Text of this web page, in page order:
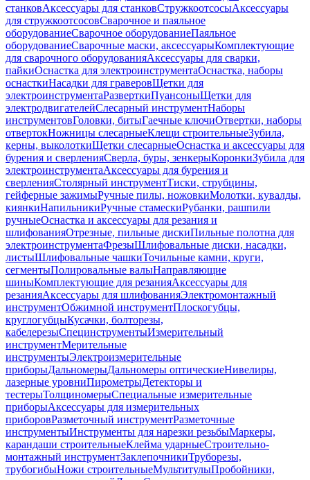
станковАксессуары для станковСтружкоотсосыАксессуары
для стружкоотсосовСварочное и паяльное
оборудованиеСварочное оборудованиеПаяльное
оборудованиеСварочные маски, аксессуарыКомплектующие
для сварочного оборудованияАксессуары для сварки,
пайкиОснастка для электроинструментаОснастка, наборы
оснасткиНасадки для граверовЩетки для
электроинструментаРазверткиПуансоныЩетки для
электродвигателейСлесарный инструментНаборы
инструментовГоловки, битыГаечные ключиОтвертки, наборы
отвертокНожницы слесарныеКлещи строительныеЗубила,
керны, выколоткиЩетки слесарныеОснастка и аксессуары для
бурения и сверленияСверла, буры, зенкерыКоронкиЗубила для
электроинструментаАксессуары для бурения и
сверленияСтолярный инструментТиски, струбцины,
гейферные зажимыРучные пилы, ножовкиМолотки, кувалды,
киянкиНапильникиРучные стамескиРубанки, рашпили
ручныеОснастка и аксессуары для резания и
шлифованияОтрезные, пильные дискиПильные полотна для
электроинструментаФрезыШлифовальные диски, насадки,
листыШлифовальные чашкиТочильные камни, круги,
сегментыПолировальные валыНаправляющие
шиныКомплектующие для резанияАксессуары для
резанияАксессуары для шлифованияЭлектромонтажный
инструментОбжимной инструментПлоскогубцы,
круглогубцыКусачки, болторезы,
кабелерезыСпецинструментыИзмерительный
инструментМерительные
инструментыЭлектроизмерительные
приборыДальномерыДальномеры оптическиеНивелиры,
лазерные уровниПирометрыДетекторы и
тестерыТолщиномерыСпециальные измерительные
приборыАксессуары для измерительных
приборовРазметочный инструментРазметочные
инструментыИнструменты для нарезки резьбыМаркеры,
карандаши строительныеКлейма ударныеСтроительно-
монтажный инструментЗаклепочникиТруборезы,
трубогибыНожи строительныеМультитулыПробойники,